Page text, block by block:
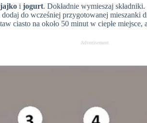
jajko i jogurt. Dokładnie wymieszaj składniki.
do wcześniej przygotowanej
ciasto na około 50 minut w ciepłe miejsce,
Advertisement